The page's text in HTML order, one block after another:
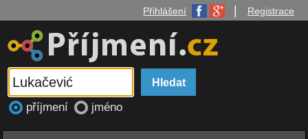
Přihlášení Registrace
příjmení jméno